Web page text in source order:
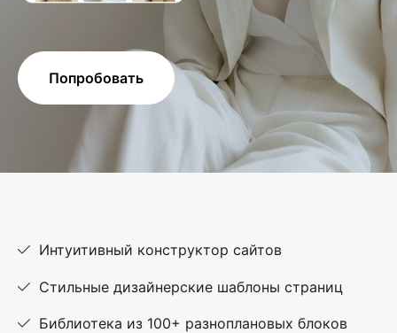
Попробовать
Интуитивный конструктор сайтов
Стильные дизайнерские шаблоны страниц
Библиотека из 100+ разноплановых блоков